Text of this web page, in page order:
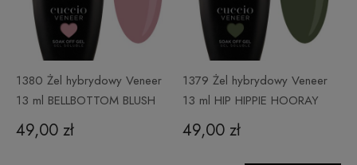
1380 Żel hybrydowy Veneer
13 ml BELLBOTTOM BLUSH
49,00 zł
1379 Żel hybrydowy Veneer
13 ml HIP HIPPIE HOORAY
49,00 zł